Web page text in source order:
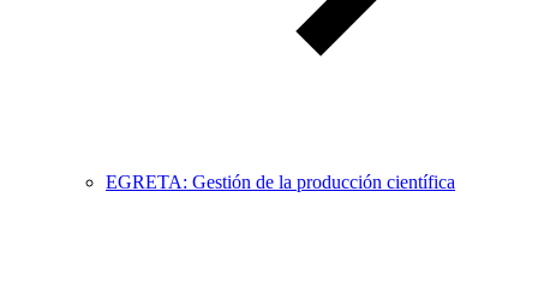
EGRETA: Gestión de la producción científica